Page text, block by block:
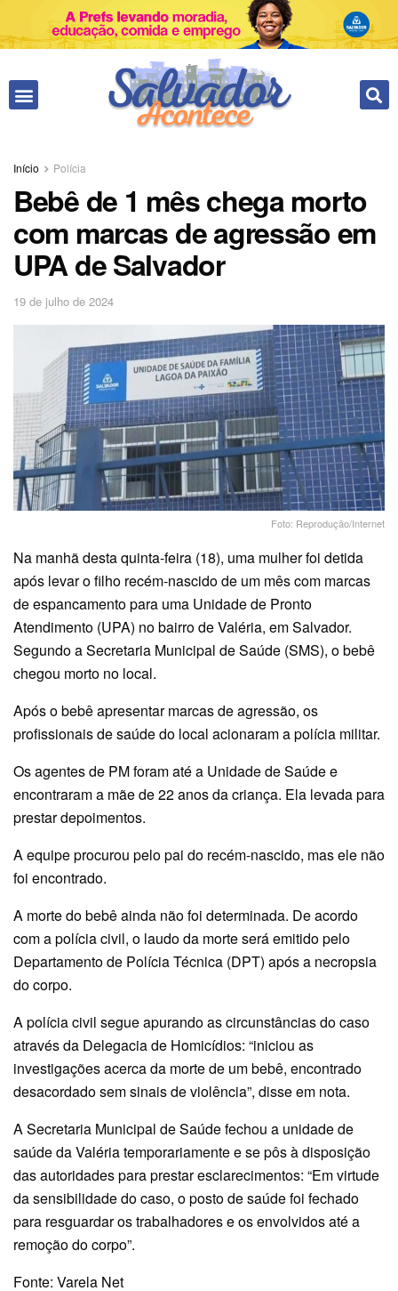
Início Polícia
Bebê de 1 mês chega morto
com marcas de agressão em
UPA de Salvador
19 de julho de 2024
Foto: Reprodução/Internet
Na manhã desta quinta-feira (18), uma mulher foi detida
após levar o filho recém-nascido de um mês com marcas
de espancamento para uma Unidade de Pronto
Atendimento (UPA) no bairro de Valéria, em Salvador.
Segundo a Secretaria Municipal de Saúde (SMS), o bebê
chegou morto no local.
Após o bebê apresentar marcas de agressão, os
profissionais de saúde do local acionaram a polícia militar.
Os agentes de PM foram até a Unidade de Saúde e
encontraram a mãe de 22 anos da criança. Ela levada para
prestar depoimentos.
A equipe procurou pelo pai do recém-nascido, mas ele não
foi encontrado.
A morte do bebê ainda não foi determinada. De acordo
com a polícia civil, o laudo da morte será emitido pelo
Departamento de Polícia Técnica (DPT) após a necropsia
do corpo.
A polícia civil segue apurando as circunstâncias do caso
através da Delegacia de Homicídios: “iniciou as
investigações acerca da morte de um bebê, encontrado
desacordado sem sinais de violência”, disse em nota.
A Secretaria Municipal de Saúde fechou a unidade de
saúde da Valéria temporariamente e se pôs à disposição
das autoridades para prestar esclarecimentos: “Em virtude
da sensibilidade do caso, o posto de saúde foi fechado
para resguardar os trabalhadores e os envolvidos até a
remoção do corpo”.
Fonte: Varela Net